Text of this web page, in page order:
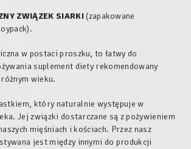
ZWIĄZEK SIARKI(zapakowane
w postaci proszku, to łatwy do
suplement diety rekomendowany
wieku.
który naturalnie występuje w
Jej związki dostarczane są z pożywieniem
mięśniach i kościach. Przez nasz
jest między innymi do produkcji